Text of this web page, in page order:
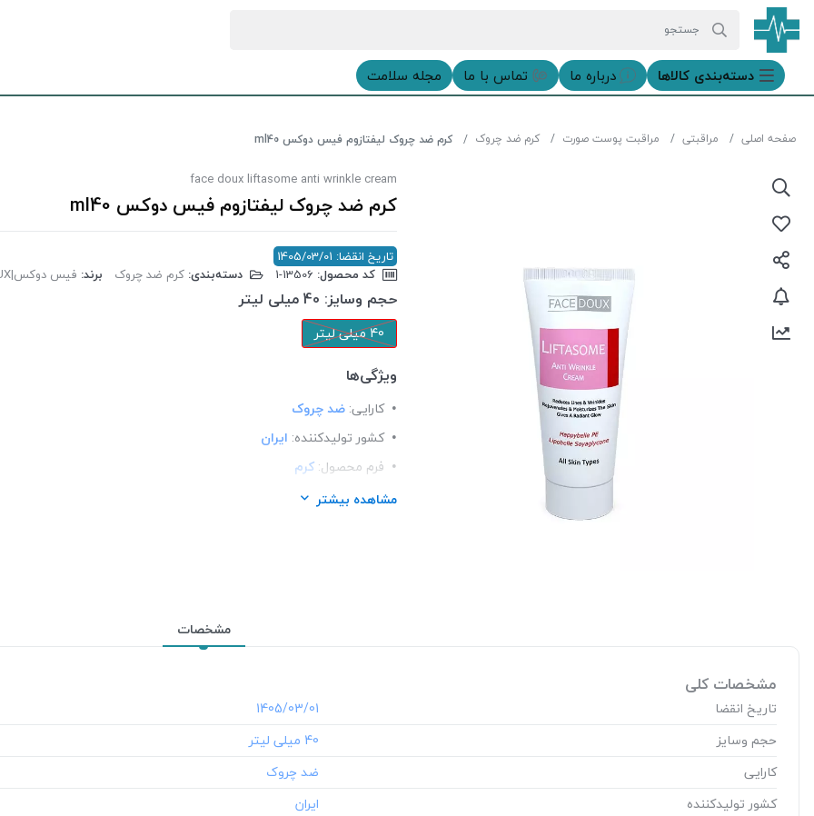
دسته‌بندی‌ کالاها درباره ما تماس با ما مجله سلامت
صفحه اصلی مراقبتی مراقبت پوست صورت کرم ضد چروک کرم ضد چروک لیفتازوم فیس دوکس ml40
face doux liftasome anti wrinkle cream
کرم ضد چروک لیفتازوم فیس دوکس ml40
تاریخ انقضا: 1405/03/01
کد محصول:
دسته‌بندی: کرم ضد چروک برند: فیس دوکس|FACE DOUX
حجم وسایز: 40 میلی لیتر
40 میلی لیتر
ویژگی‌ها
کارایی: ضد چروک
کشور تولید‎کننده:
ایران
فرم محصول: کرم
برند:فیس دوکس (Facedoux)
مشاهده بیشتر
مشخصات
مشخصات کلی
تاریخ انقضا
‎1405/03/01
حجم وسایز
‎40 میلی لیتر
کارایی
کشور تولید‎کننده